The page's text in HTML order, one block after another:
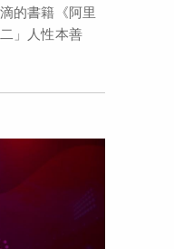
的書籍《阿里
」人性本善